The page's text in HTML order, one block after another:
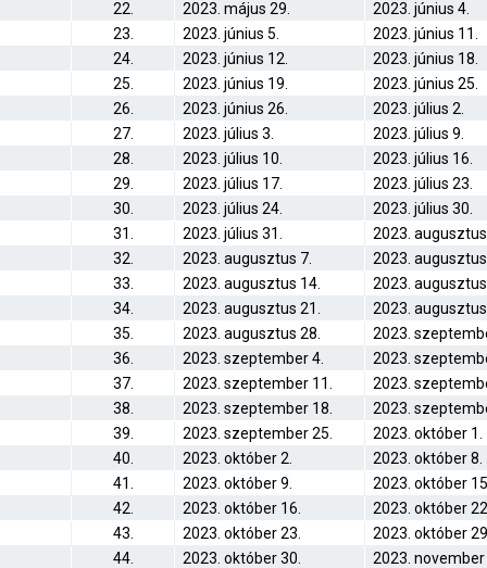
22.
2023. május 29.
2023. június 4.
23.
2023. június 5.
2023. június 11.
24.
2023. június 12.
2023. június 18.
25.
2023. június 19.
2023. június 25.
26.
2023. június 26.
2023. július 2.
27.
2023. július 3.
2023. július 9.
28.
2023. július 10.
2023. július 16.
29.
2023. július 17.
2023. július 23.
30.
2023. július 24.
2023. július 30.
31.
2023. július 31.
2023.
32.
2023. augusztus 7.
2023.
33.
2023. augusztus 14.
2023.
34.
2023. augusztus 21.
2023.
35.
2023. augusztus 28.
2023.
36.
2023. szeptember 4.
2023.
37.
2023. szeptember 11.
2023.
38.
2023. szeptember 18.
2023.
39.
2023. szeptember 25.
2023. október 1.
40.
2023. október 2.
2023. október 8.
41.
2023. október 9.
2023. október
42.
2023. október 16.
2023. október
43.
2023. október 23.
2023. október
44.
2023. október 30. 2023. november